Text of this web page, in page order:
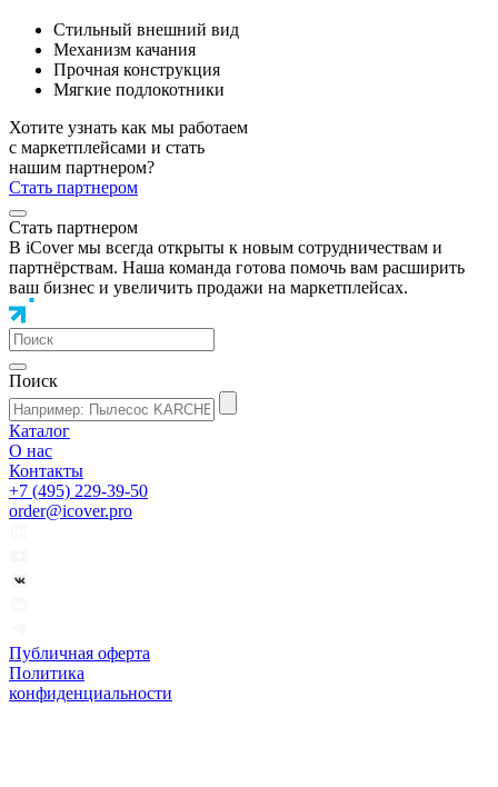
Стильный внешний вид
Механизм качания
Прочная конструкция
Мягкие подлокотники
Хотите узнать как мы работаем
с маркетплейсами и стать
нашим партнером?
Стать партнером
Стать партнером
В iCover мы всегда открыты к новым сотрудничествам и
партнёрствам. Наша команда готова помочь вам расширить
ваш бизнес и увеличить продажи на маркетплейсах.
Поиск
Каталог
О нас
Контакты
+7 (495) 229-39-50
order@icover.pro
Публичная оферта
Политика
конфиденциальности